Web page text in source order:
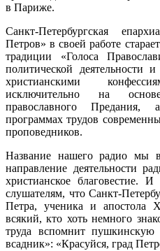
в Париже.
Санкт-Петербургская
Петров» в своей работе
традиции «Голоса
политической
христианскими
исключительно на
православного
программах трудов
проповедников.
Название нашего радио мы
направление деятельности
христианское благовестие.
слушателям, что Санкт-
Петра, ученика и апостола
всякий, кто хоть немного
труда вспомнит
всадник»: «Красуйся, град